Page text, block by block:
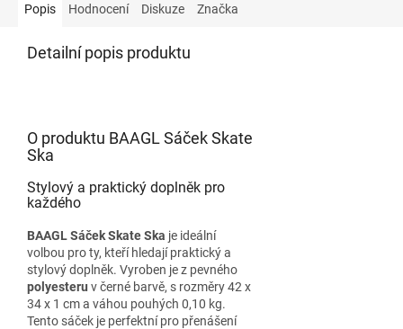
Popis Hodnocení Diskuze Značka
Detailní popis produktu
O produktu BAAGL Sáček Skate
Ska
Stylový a praktický doplněk pro
každého
BAAGL Sáček Skate Ska je ideální
volbou pro ty, kteří hledají praktický a
stylový doplněk. Vyroben je z pevného
polyesteru v černé barvě, s rozměry 42 x
34 x 1 cm a váhou pouhých 0,10 kg.
Tento sáček je perfektní pro přenášení